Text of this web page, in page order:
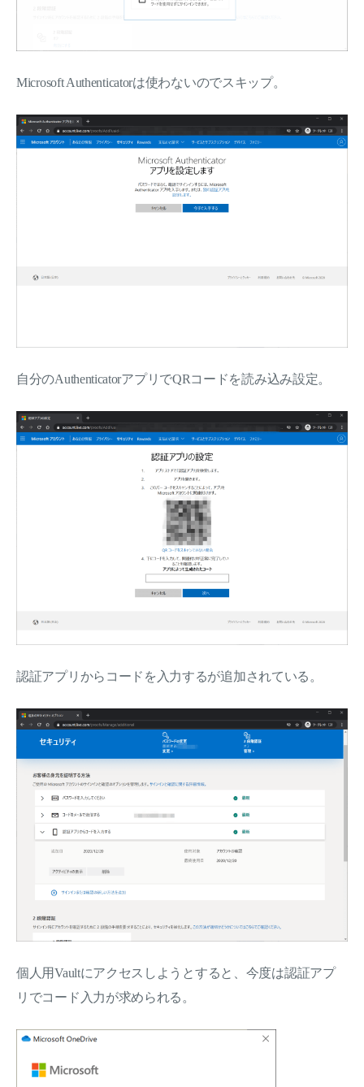
Microsoft Authenticatorは使わないのでスキップ。
自分のAuthenticatorアプリでQRコードを読み込み設定。
認証アプリからコードを入力するが追加されている。
個人用Vaultにアクセスしようとすると、今度は認証アプ
リでコード入力が求められる。